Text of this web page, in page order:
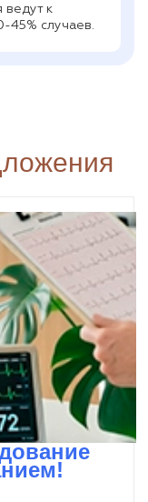
ведут к
45% случаев.